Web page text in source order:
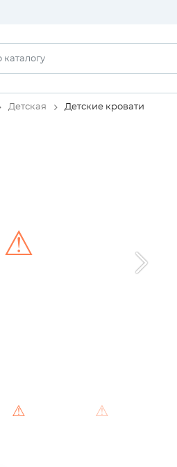
Детская Детские кровати
⚠ ⚠
⚠